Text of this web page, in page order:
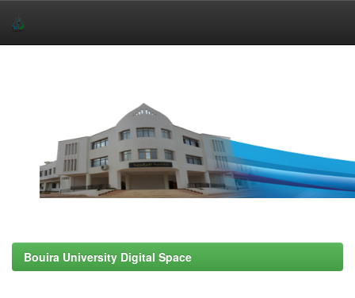
Bouira University Digital Space